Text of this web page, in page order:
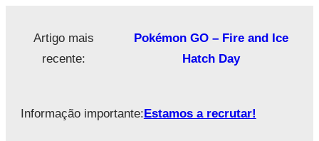
Artigo mais
recente:
Pokémon GO – Fire and Ice
Hatch Day
Informação importante:Estamos a recrutar!